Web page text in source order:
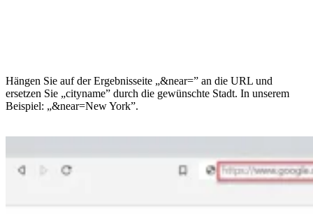
Hängen Sie auf der Ergebnisseite „&near=” an die URL und
ersetzen Sie „cityname” durch die gewünschte Stadt. In unserem
Beispiel: „&near=New York”.